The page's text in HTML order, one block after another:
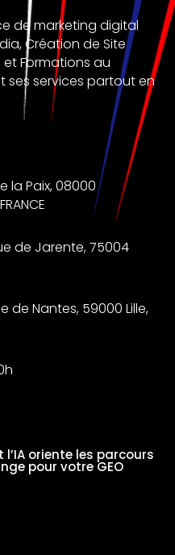
de marketing digital
Création de Site
Formations au
ses services partout en
la Paix, 08000
de Jarente, 75004
de Nantes, 59000 Lille,
l’IA oriente les parcours
pour votre GEO